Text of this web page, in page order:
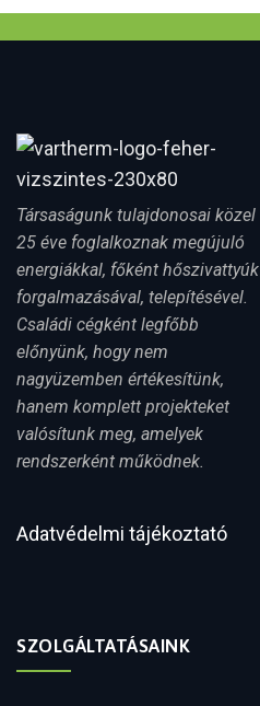
Társaságunk tulajdonosai közel
25 éve foglalkoznak megújuló
energiákkal, főként hőszivattyúk
forgalmazásával, telepítésével.
Családi cégként legfőbb
előnyünk, hogy nem
nagyüzemben értékesítünk,
hanem komplett projekteket
valósítunk meg, amelyek
rendszerként működnek.
Adatvédelmi tájékoztató
SZOLGÁLTATÁSAINK